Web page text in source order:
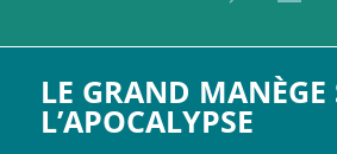
LE GRAND MANÈGE
L’APOCALYPSE